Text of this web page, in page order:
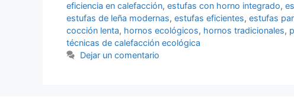
eficiencia en calefacción, estufas con horno integrado,
estufas de leña modernas, estufas eficientes, estufas
cocción lenta, hornos ecológicos, hornos tradicionales,
técnicas de calefacción ecológica
Dejar un comentario